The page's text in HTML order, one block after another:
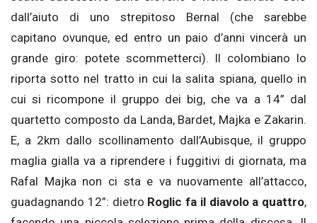
dall’aiuto di uno strepitoso Bernal (che sarebbe
capitano ovunque, ed entro un paio d’anni vincerà un
grande giro: potete scommetterci). Il colombiano lo
riporta sotto nel tratto in cui la salita spiana, quello in
cui si ricompone il gruppo dei big, che va a 14” dal
quartetto composto da Landa, Bardet, Majka e Zakarin.
E, a 2km dallo scollinamento dall’Aubisque, il gruppo
maglia gialla va a riprendere i fuggitivi di giornata, ma
Rafal Majka non ci sta e va nuovamente all’attacco,
guadagnando 12”: dietro Roglic fa il diavolo a quattro,